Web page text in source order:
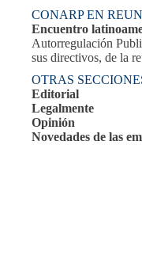
CONARP EN
Encuentro
Autorregulación
sus directivos, de la
OTRAS
Editorial
Legalmente
Opinión
Novedades de las